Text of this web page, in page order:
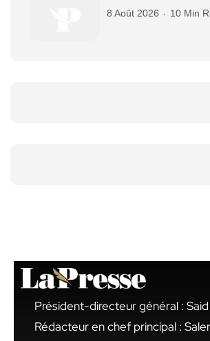
8 Août 2026 10 Min
Président-directeur général :
Rédacteur en chef principal :